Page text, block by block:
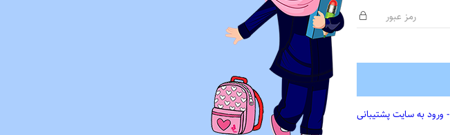
- ورود به سایت پشتیبانی